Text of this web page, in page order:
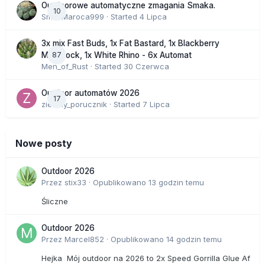
10
Outdoorowe automatyczne zmagania Smaka.
SmakMaroca999 · Started 4 Lipca
87
3x mix Fast Buds, 1x Fat Bastard, 1x Blackberry
Moonrock, 1x White Rhino - 6x Automat
Men_of_Rust · Started 30 Czerwca
17
Outdoor automatów 2026
zielony_porucznik · Started 7 Lipca
Nowe posty
Outdoor 2026
Przez stix33 · Opublikowano 13 godzin temu
Śliczne
Outdoor 2026
Przez Marcel852 · Opublikowano 14 godzin temu
Hejka Mój outdoor na 2026 to 2x Speed Gorrilla Glue Af